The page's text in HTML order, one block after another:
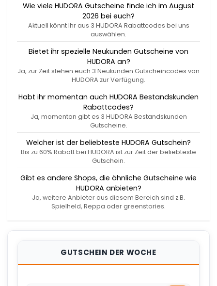
Wie viele HUDORA Gutscheine finde ich im August
2026 bei euch?
Aktuell könnt Ihr aus 3 HUDORA Rabattcodes bei uns
auswählen.
Bietet ihr spezielle Neukunden Gutscheine von
HUDORA an?
Ja, zur Zeit stehen euch 3 Neukunden Gutscheincodes von
HUDORA zur Verfügung.
Habt ihr momentan auch HUDORA Bestandskunden
Rabattcodes?
Ja, momentan gibt es 3 HUDORA Bestandskunden
Gutscheine.
Welcher ist der beliebteste HUDORA Gutschein?
Bis zu 60% Rabatt bei HUDORA ist zur Zeit der beliebteste
Gutschein.
Gibt es andere Shops, die ähnliche Gutscheine wie
HUDORA anbieten?
Ja, weitere Anbieter aus diesem Bereich sind z.B.
Spielheld, Reppa oder greenstories.
GUTSCHEIN DER WOCHE